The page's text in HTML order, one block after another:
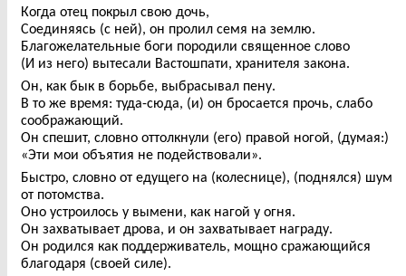
Когда отец покрыл свою дочь,
Соединяясь (с ней), он пролил семя на землю.
Благожелательные боги породили священное слово
(И из него) вытесали Вастошпати, хранителя закона.
Он, как бык в борьбе, выбрасывал пену.
В то же время: туда-сюда, (и) он бросается прочь, слабо
соображающий.
Он спешит, словно оттолкнули (его) правой ногой, (думая:)
«Эти мои объятия не подействовали».
Быстро, словно от едущего на (колеснице), (поднялся) шум
от потомства.
Оно устроилось у вымени, как нагой у огня.
Он захватывает дрова, и он захватывает награду.
Он родился как поддерживатель, мощно сражающийся
благодаря (своей силе).